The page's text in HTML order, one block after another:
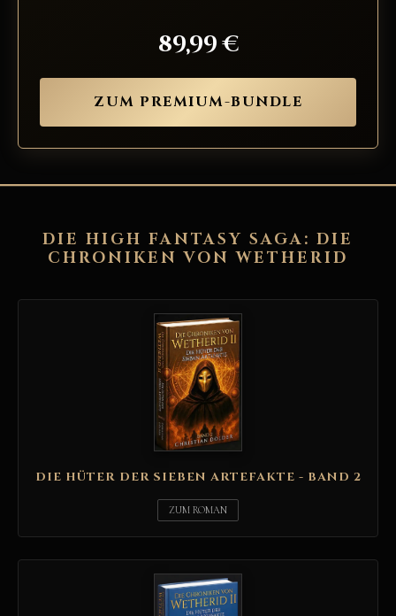
89,99 €
ZUM PREMIUM-BUNDLE
DIE HIGH FANTASY SAGA: DIE
CHRONIKEN VON WETHERID
DIE HÜTER DER SIEBEN ARTEFAKTE - BAND 2
ZUM ROMAN